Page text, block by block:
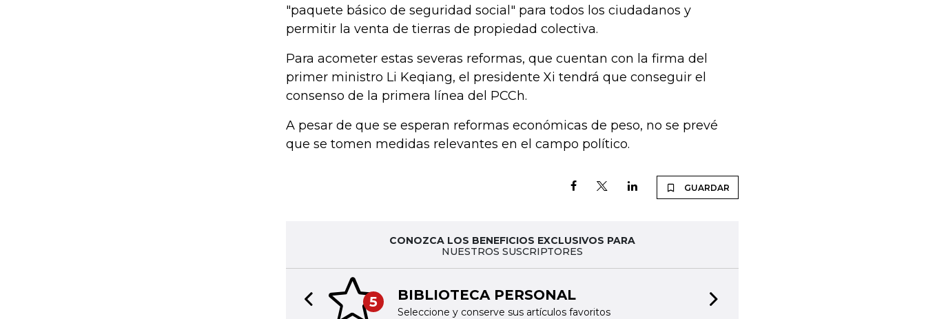
"paquete básico de seguridad social" para todos los ciudadanos y
permitir la venta de tierras de propiedad colectiva.
Para acometer estas severas reformas, que cuentan con la firma del
primer ministro Li Keqiang, el presidente Xi tendrá que conseguir el
consenso de la primera línea del PCCh.
A pesar de que se esperan reformas económicas de peso, no se prevé
que se tomen medidas relevantes en el campo político.
GUARDAR
CONOZCA LOS BENEFICIOS EXCLUSIVOS PARA
NUESTROS SUSCRIPTORES
5 BIBLIOTECA PERSONAL
Seleccione y conserve sus artículos favoritos
Previous slide